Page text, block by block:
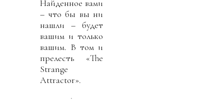
Найденное вами
– что бы вы ни
нашли – будет
вашим и только
вашим. В том и
прелесть «The
Strange
Attractor».